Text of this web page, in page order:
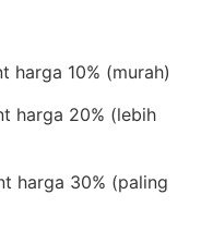
harga 10% (murah)
harga 20% (lebih
harga 30% (paling